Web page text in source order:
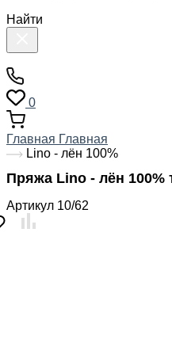
Найти
0
Главная Главная
Lino - лён 100%
Пряжа Lino - лён 100%
Артикул 10/62